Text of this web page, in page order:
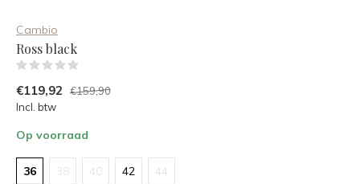
Cambio
Ross black
€119,92
€159,90
Incl. btw
Op voorraad
36 38 40 42 44